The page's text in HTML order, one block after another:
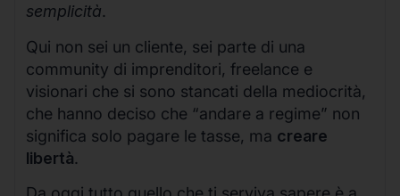
semplicità.
Qui non sei un cliente, sei parte di una
community di imprenditori, freelance e
visionari che si sono stancati della mediocrità,
che hanno deciso che “andare a regime” non
significa solo pagare le tasse, ma creare
libertà.